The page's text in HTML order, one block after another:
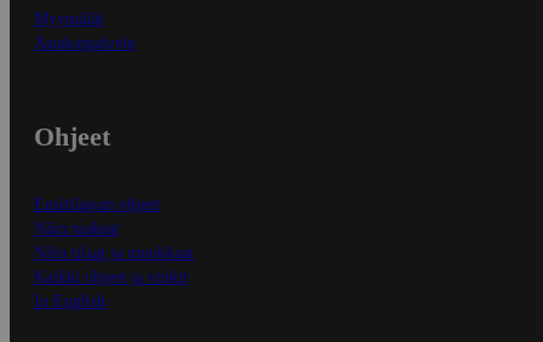
Myymälät
Asiakaspalvelu
Ohjeet
Ensitilaajan ohjeet
Näin maksat
Näin tilaat ja muokkaat
Kaikki ohjeet ja vinkit
In English